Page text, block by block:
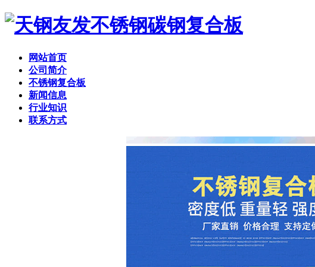
网站首页
公司简介
不锈钢复合板
新闻信息
行业知识
联系方式